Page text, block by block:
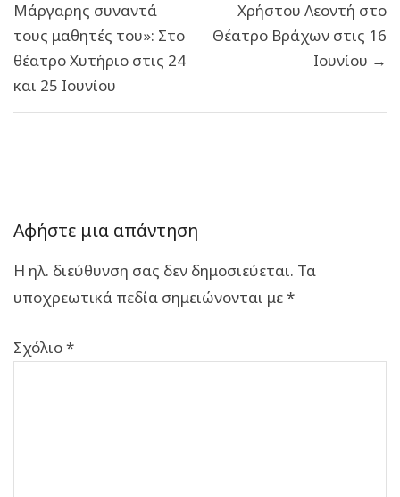
Μάργαρης συναντά
τους μαθητές του»: Στο
θέατρο Χυτήριο στις 24
και 25 Ιουνίου
Χρήστου Λεοντή στο
Θέατρο Βράχων στις 16
Ιουνίου →
Αφήστε μια απάντηση
Η ηλ. διεύθυνση σας δεν δημοσιεύεται. Τα
υποχρεωτικά πεδία σημειώνονται με*
Σχόλιο*